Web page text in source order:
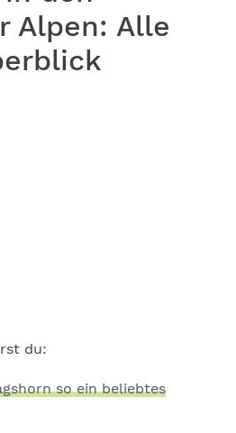
Alpen: Alle
du:
so ein beliebtes